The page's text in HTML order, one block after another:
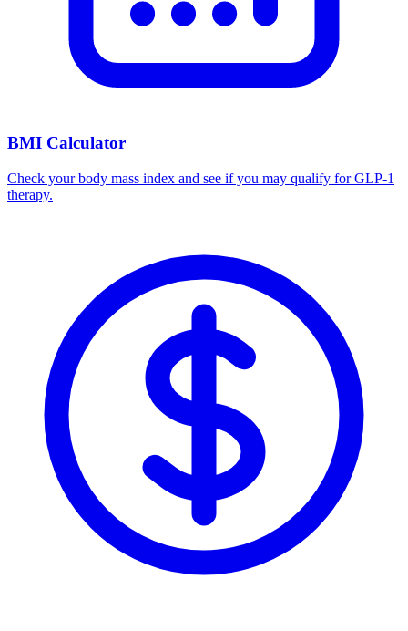
BMI Calculator
Check your body mass index and see if you may qualify for GLP-1
therapy.